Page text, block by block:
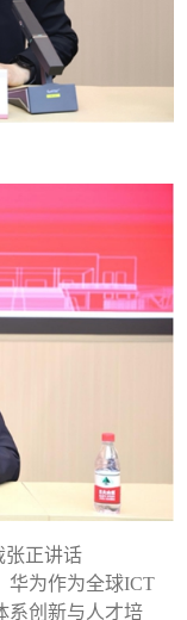
张正讲话
华为作为全球ICT
系创新与人才培